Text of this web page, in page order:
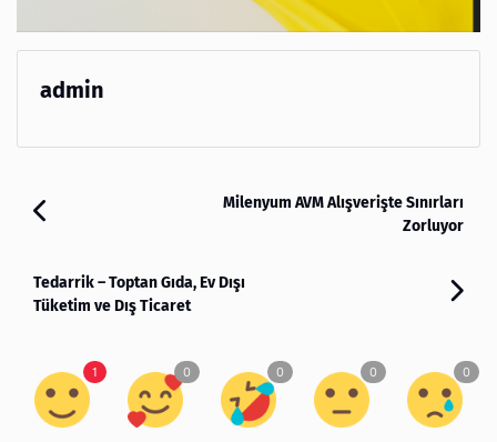
admin
Milenyum AVM Alışverişte Sınırları
Zorluyor
Tedarrik – Toptan Gıda, Ev Dışı
Tüketim ve Dış Ticaret